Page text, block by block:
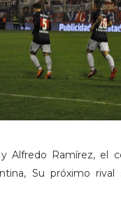
Alfredo Ramírez, el
Su próximo